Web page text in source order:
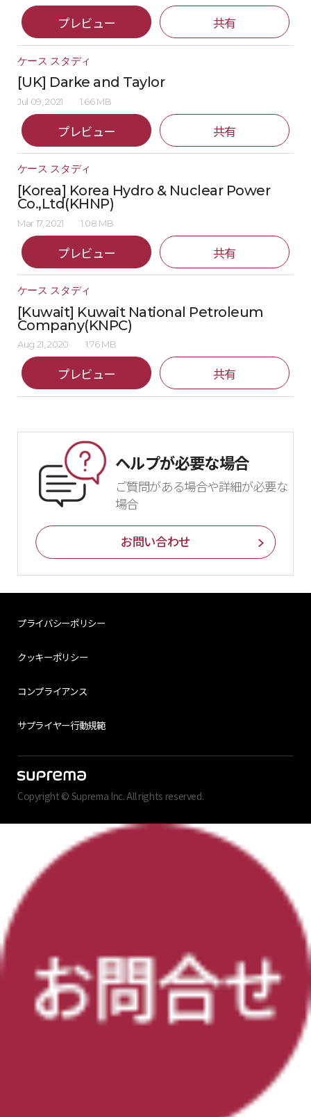
プレビュー 共有
ケース スタディ
[UK] Darke and Taylor
Jul 09, 2021 1.66 MB
プレビュー 共有
ケース スタディ
[Korea] Korea Hydro & Nuclear Power
Co.,Ltd(KHNP)
Mar 17, 2021 1.08 MB
プレビュー 共有
ケース スタディ
[Kuwait] Kuwait National Petroleum
Company(KNPC)
Aug 21, 2020 1.76 MB
プレビュー 共有
ヘルプが必要な場合
ご質問がある場合や詳細が必要な
場合
お問い合わせ
プライバシーポリシー
クッキーポリシー
コンプライアンス
サプライヤー行動規範
Copyright © Suprema Inc. All rights reserved.